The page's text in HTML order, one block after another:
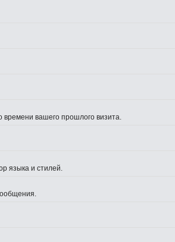
времени вашего прошлого визита.
языка и стилей.